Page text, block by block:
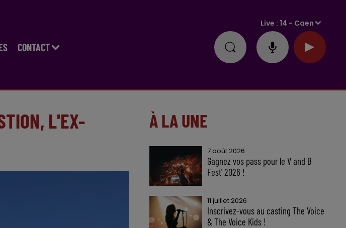
CONTACT
Live :14 - Caen
L'EX-
À LA UNE
7 août 2026
Gagnez vos pass pour le V and B
Fest' 2026 !
11 juillet 2026
Inscrivez-vous au casting The Voice
& The Voice Kids !